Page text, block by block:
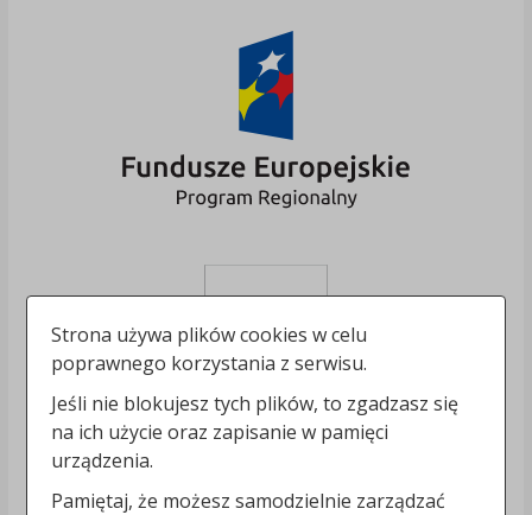
Strona używa plików cookies w celu
poprawnego korzystania z serwisu.
Jeśli nie blokujesz tych plików, to zgadzasz się
na ich użycie oraz zapisanie w pamięci
urządzenia.
Pamiętaj, że możesz samodzielnie zarządzać